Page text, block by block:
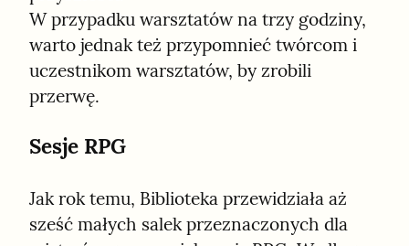
W przypadku warsztatów na trzy godziny,
warto jednak też przypomnieć twórcom i
uczestnikom warsztatów, by zrobili
przerwę.
Sesje RPG
Jak rok temu, Biblioteka przewidziała aż
sześć małych salek przeznaczonych dla